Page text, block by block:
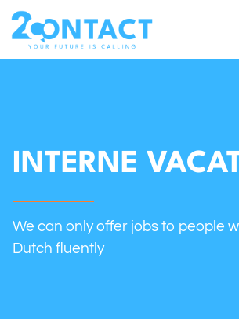
INTERNE
We can only offer jobs to people
Dutch fluently